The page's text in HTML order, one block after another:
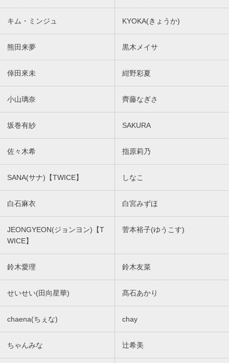
キム・ミンジュ KYOKA(きょうか)
熊田来夢 黒木メイサ
倖田來未 紺野彩夏
小山璃奈 齊藤なぎさ
坂巻有紗 SAKURA
佐々木希 指原莉乃
SANA(サナ)【TWICE】 しなこ
白石麻衣 白宮みずほ
JEONGYEON(ジョンヨン)【T
WICE】
菅本裕子(ゆうこす)
鈴木愛理 鈴木友菜
せいせい(田向星華) 髙石あかり
chaena(ちぇな) chay
ちゃんみな 辻希美